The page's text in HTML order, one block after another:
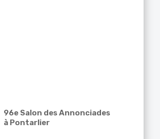
96e Salon des Annonciades
à Pontarlier